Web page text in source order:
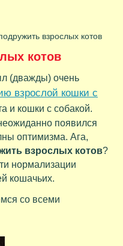
взрослых котов
котов
(дважды) очень
взрослой кошки с
и кошки с собакой.
появился
оптимизма. Ага,
взрослых котов?
нормализации
кошачьих.
со всеми